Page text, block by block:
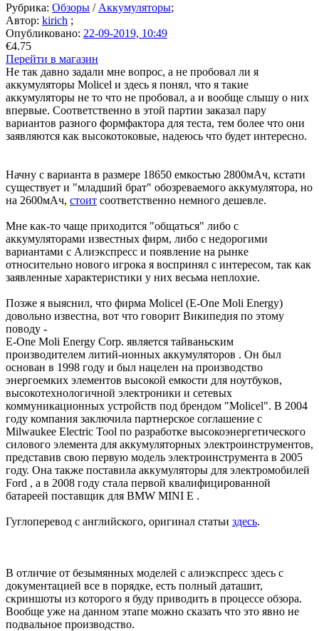
Рубрика: Обзоры / Аккумуляторы;
Автор: kirich ;
Опубликовано: 22-09-2019, 10:49
€4.75
Перейти в магазин
Не так давно задали мне вопрос, а не пробовал ли я
аккумуляторы Molicel и здесь я понял, что я такие
аккумуляторы не то что не пробовал, а и вообще слышу о них
впервые. Соответственно в этой партии заказал пару
вариантов разного формфактора для теста, тем более что они
заявляются как высокотоковые, надеюсь что будет интересно.
Начну с варианта в размере 18650 емкостью 2800мАч, кстати
существует и "младший брат" обозреваемого аккумулятора, но
на 2600мАч, стоит соответственно немного дешевле.
Мне как-то чаще приходится "общаться" либо с
аккумуляторами известных фирм, либо с недорогими
вариантами с Алиэкспресс и появление на рынке
относительно нового игрока я воспринял с интересом, так как
заявленные характеристики у них весьма неплохие.
Позже я выяснил, что фирма Molicel (E-One Moli Energy)
довольно известна, вот что говорит Википедия по этому
поводу -
E-One Moli Energy Corp. является тайваньским
производителем литий-ионных аккумуляторов . Он был
основан в 1998 году и был нацелен на производство
энергоемких элементов высокой емкости для ноутбуков,
высокотехнологичной электроники и сетевых
коммуникационных устройств под брендом "Molicel". В 2004
году компания заключила партнерское соглашение с
Milwaukee Electric Tool по разработке высокоэнергетического
силового элемента для аккумуляторных электроинструментов,
представив свою первую модель электроинструмента в 2005
году. Она также поставила аккумуляторы для электромобилей
Ford , а в 2008 году стала первой квалифицированной
батареей поставщик для BMW MINI E .
Гуглоперевод с английского, оригинал статьи здесь.
В отличие от безымянных моделей с алиэкспресс здесь с
документацией все в порядке, есть полный даташит,
скриншоты из которого я буду приводить в процессе обзора.
Вообще уже на данном этапе можно сказать что это явно не
подвальное производство.